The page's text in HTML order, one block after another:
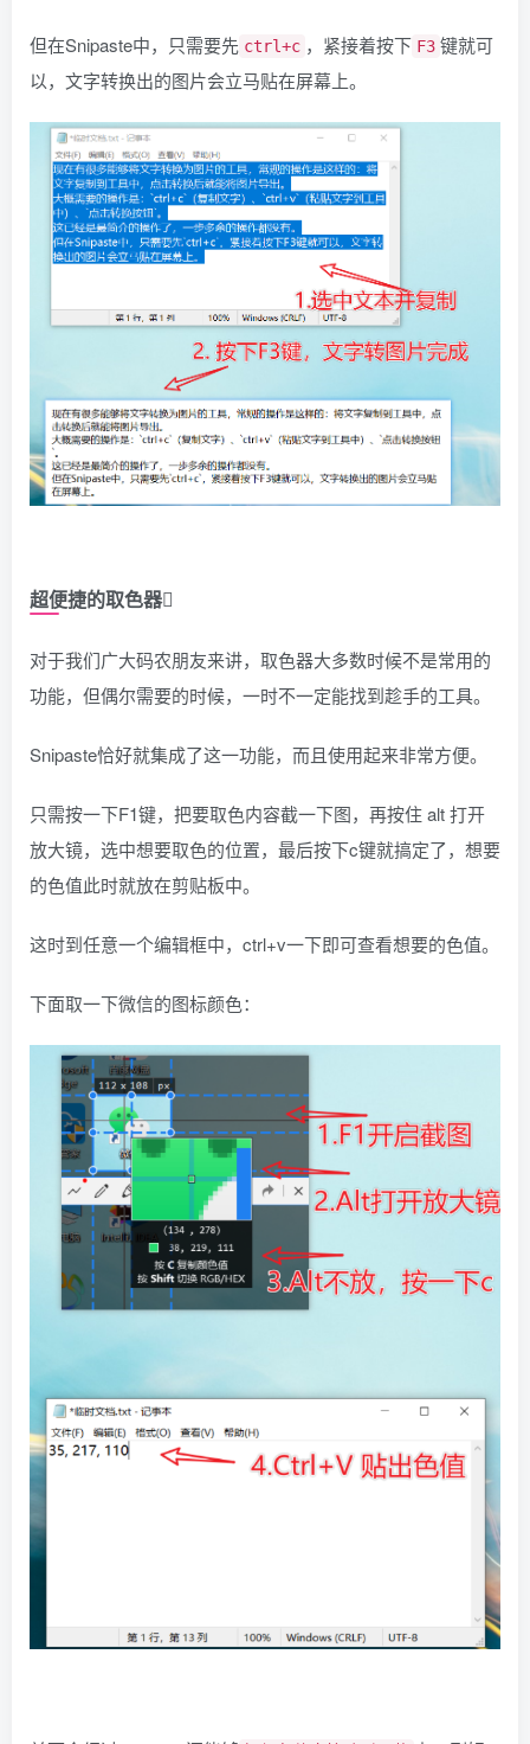
但在Snipaste中，只需要先 ctrl+c ，紧接着按下 F3 键就可
以，文字转换出的图片会立马贴在屏幕上。
超便捷的取色器
对于我们广大码农朋友来讲，取色器大多数时候不是常用的
功能，但偶尔需要的时候，一时不一定能找到趁手的工具。
Snipaste恰好就集成了这一功能，而且使用起来非常方便。
只需按一下F1键，把要取色内容截一下图，再按住 alt 打开
放大镜，选中想要取色的位置，最后按下c键就搞定了，想要
的色值此时就放在剪贴板中。
这时到任意一个编辑框中，ctrl+v一下即可查看想要的色值。
下面取一下微信的图标颜色：